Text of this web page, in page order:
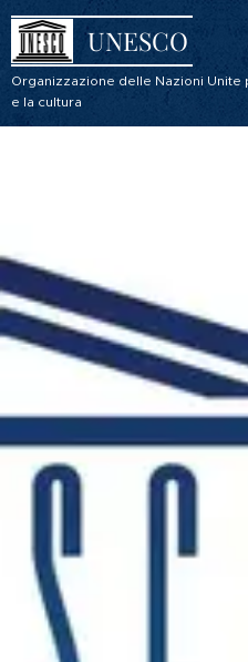
UNESCO
Organizzazione delle Nazioni
e la cultura